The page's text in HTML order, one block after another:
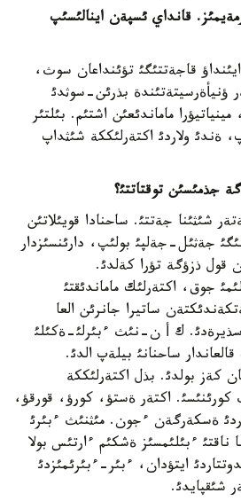
. قانداي ئسپةن اينالئسئپ
قاجةتتئگئ تؤئنداعان سوث،
ؤنيأةرسيتةتئندة بذرئن-سوثدئ
ماماندئعئن اشتئم. بئلتئر
ةندئ ولاردئ اكتةرلئككة شئثداپ
جذمئسئن توقتاتتئ؟
شئثئنا جةتتئ. ساحنادا قويئلاتئن
جةثئل-جةلپئ بولئپ، دارئنسئزدار
قول ذزؤگة تؤرا كةلدئ.
جوق، اكتةرلئك ماماندئقتئ
ساتيرا جانرئن العا
سذيرةدئ. ك أ ن-نئث ءبئرلئ-ةكئلئ
ساحنانئ بيلةپ الدئ.
كةز بولدئ. بذل اكتةرلئككة
كورئنئسئ. اكتةر ةستؤ، كورؤ، قورقؤ،
ةسكةرگةن ءجون. مئثنئث ءبئرئ
ناقتئ ءبئلئمسئز ةشكئم ءارتئس بولا
ايتؤدان، ءبئر-ءبئرئمئزدئ
شئقپايدئ.